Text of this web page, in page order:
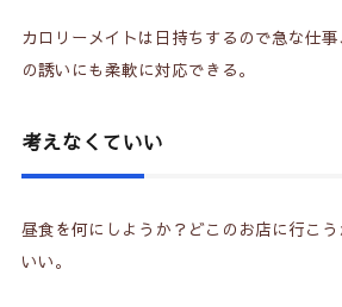
カロリーメイトは日持ちするので急な仕
の誘いにも柔軟に対応できる。
考えなくていい
昼食を何にしようか？どこのお店に行こ
いい。